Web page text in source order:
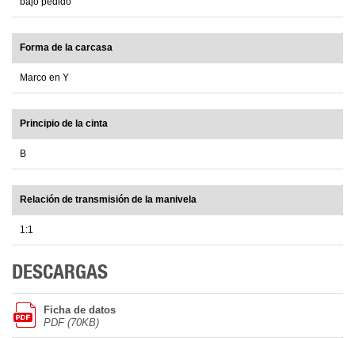
Forma de la carcasa
Marco en Y
Principio de la cinta
B
Relación de transmisión de la manivela
1:1
DESCARGAS
Ficha de datos
PDF (70KB)